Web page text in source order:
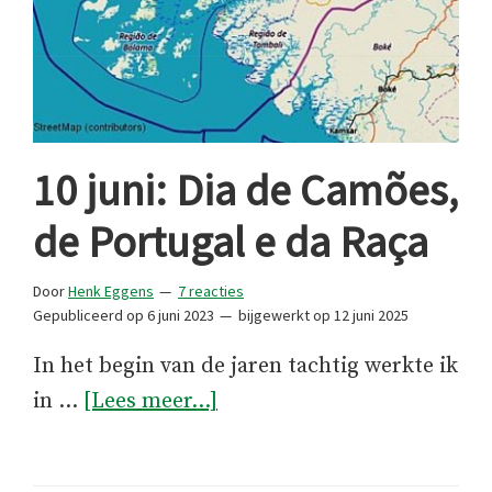
10 juni: Dia de Camões,
de Portugal e da Raça
DoorHenk Eggens
7 reacties
Gepubliceerd op 6 juni 2023 bijgewerkt op 12 juni 2025
In het begin van de jaren tachtig werkte ik
in … [Lees meer...]